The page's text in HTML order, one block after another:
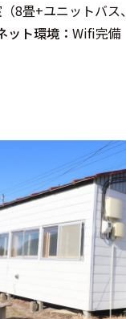
8畳+ユニットバス
ット環境： Wifi完備